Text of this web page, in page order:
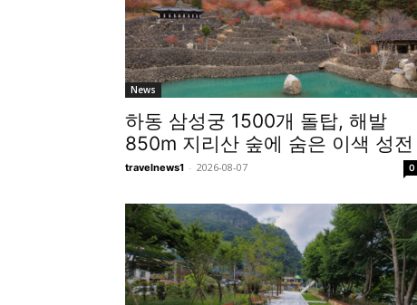
News
하동 삼성궁 1500개 돌탑, 해발
850m 지리산 숲에 숨은 이색 성전
travelnews1 - 2026-08-07 0